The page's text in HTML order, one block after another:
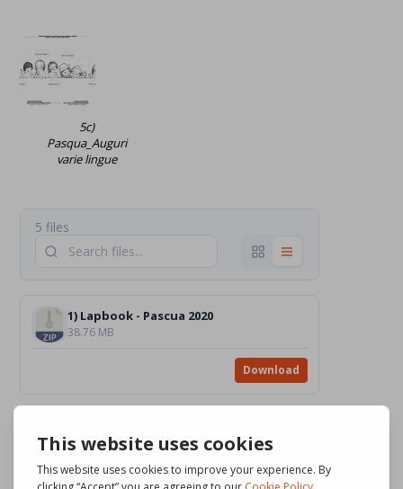
5c)
Pasqua_Auguri
varie lingue
5 files
1) Lapbook - Pascua 2020
38.76 MB
Download
21.04 MB
Download